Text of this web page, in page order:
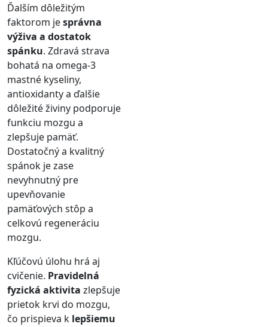
Ďalším dôležitým
faktorom jesprávna
výživa a dostatok
spánku. Zdravá strava
bohatá na omega-3
mastné kyseliny,
antioxidanty a ďalšie
dôležité živiny podporuje
funkciu mozgu a
zlepšuje pamäť.
Dostatočný a kvalitný
spánok je zase
nevyhnutný pre
upevňovanie
pamäťových stôp a
celkovú regeneráciu
mozgu.
Kľúčovú úlohu hrá aj
cvičenie. Pravidelná
fyzická aktivita zlepšuje
prietok krvi do mozgu,
čo prispieva k lepšiemu